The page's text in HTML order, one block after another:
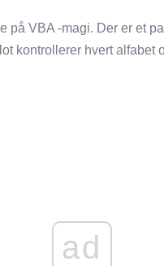
på VBA -magi. Der er et
kontrollerer hvert alfabet
ad